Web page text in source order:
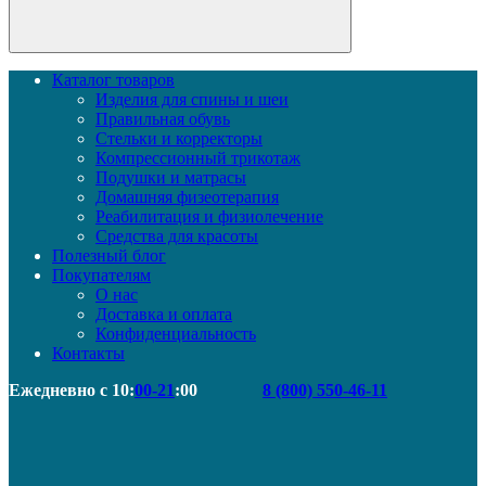
Каталог товаров
Изделия для спины и шеи
Правильная обувь
Стельки и корректоры
Компрессионный трикотаж
Подушки и матрасы
Домашняя физеотерапия
Реабилитация и физиолечение
Средства для красоты
Полезный блог
Покупателям
О нас
Доставка и оплата
Конфиденциальность
Контакты
Ежедневно с 10:00-21:00 8 (800) 550-46-11